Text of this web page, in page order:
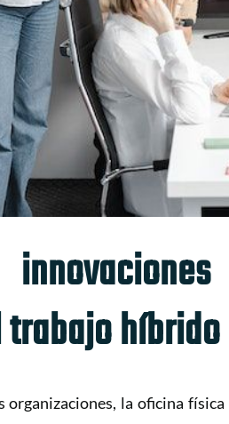
híbrido
organizaciones, la oficina